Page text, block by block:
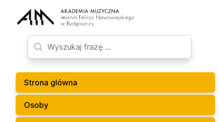
Strona glówna
Osoby